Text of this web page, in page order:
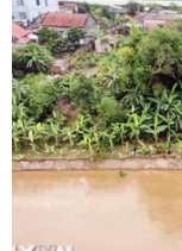
US Open 2024:
vánh, thêm
29/08/2024 04:21
Hàng loạt tay